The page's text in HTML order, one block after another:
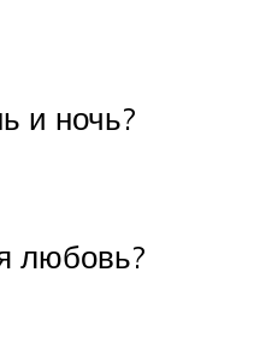
и ночь?
любовь?